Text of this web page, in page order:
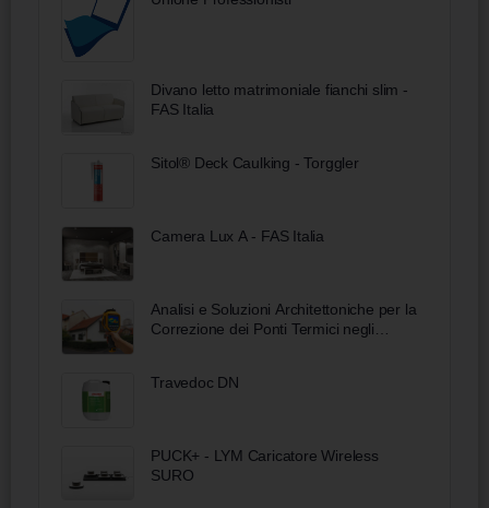
Divano letto matrimoniale fianchi slim -
FAS Italia
Sitol® Deck Caulking - Torggler
Camera Lux A - FAS Italia
Analisi e Soluzioni Architettoniche per la
Correzione dei Ponti Termici negli
Travedoc DN
PUCK+ - LYM Caricatore Wireless
SURO